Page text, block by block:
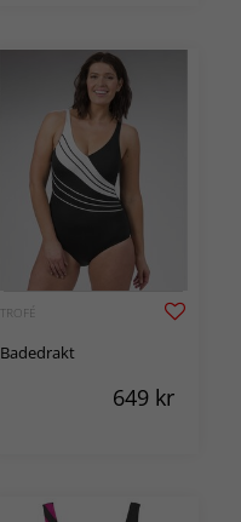
TROFÉ
Badedrakt
649 kr